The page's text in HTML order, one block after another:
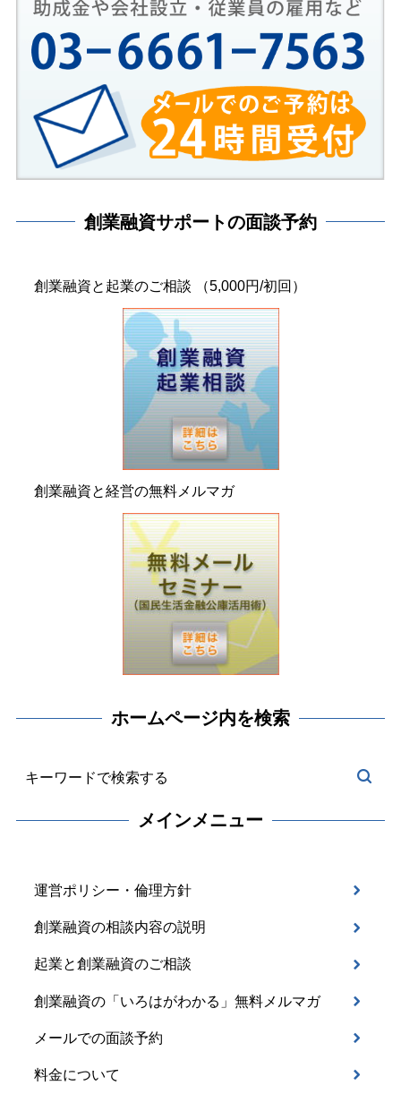
創業融資サポートの面談予約
創業融資と起業のご相談 （5,000円/初回）
創業融資と経営の無料メルマガ
ホームページ内を検索
メインメニュー
運営ポリシー・倫理方針
創業融資の相談内容の説明
起業と創業融資のご相談
創業融資の「いろはがわかる」無料メルマガ
メールでの面談予約
料金について